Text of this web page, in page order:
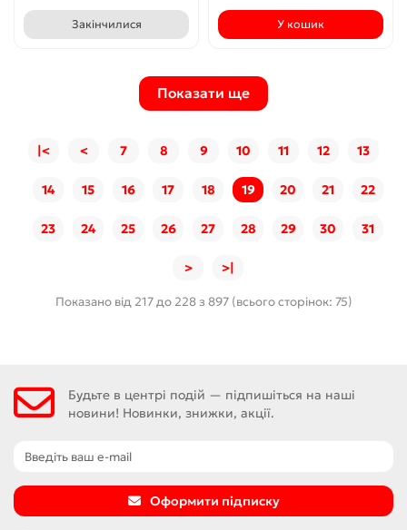
Закінчилися У кошик
Показати ще
|< < 7 8 9 10 11 12 13
14 15 16 17 18 19 20 21 22
23 24 25 26 27 28 29 30 31
> >|
Показано від 217 до 228 з 897 (всього сторінок: 75)
Будьте в центрі подій — підпишіться на наші
новини! Новинки, знижки, акції.
Оформити підписку